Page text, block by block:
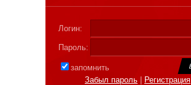
Логин:
Пароль:
запомнить
Забыл пароль
Регистрация